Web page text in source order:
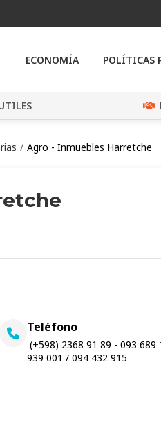
ECONOMÍA POLÍTICAS
Agro - Inmuebles Harretche
Teléfono
(+598) 2368 91 89 - 093 689
939 001 / 094 432 915